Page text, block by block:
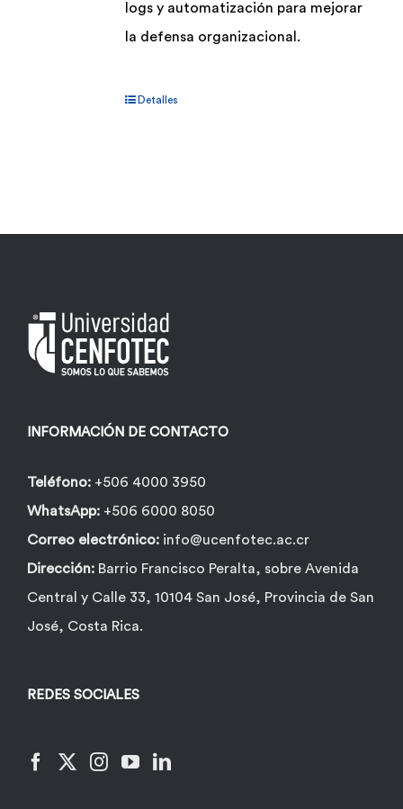
logs y automatización para mejorar
la defensa organizacional.
Detalles
INFORMACIÓN DE CONTACTO
Teléfono: +506 4000 3950
WhatsApp: +506 6000 8050
Correo electrónico: info@ucenfotec.ac.cr
Dirección: Barrio Francisco Peralta, sobre Avenida
Central y Calle 33, 10104 San José, Provincia de San
José, Costa Rica.
REDES SOCIALES